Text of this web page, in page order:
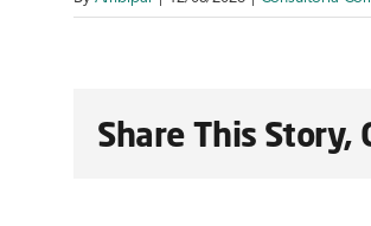
Share This Story,